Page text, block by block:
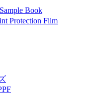
Book
Protection Film